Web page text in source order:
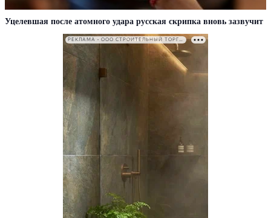
Уцелевшая после атомного удара русская скрипка вновь зазвучит
РЕКЛАМА • ООО СТРОИТЕЛЬНЫЙ ТОРГОВЫЙ ДОМ «ПЕТРОВИЧ». ИНН: 7802348846